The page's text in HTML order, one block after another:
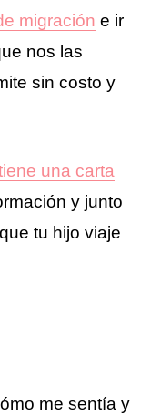
migración e ir
nos las
sin costo y
una carta
y junto
tu hijo viaje
me sentía y